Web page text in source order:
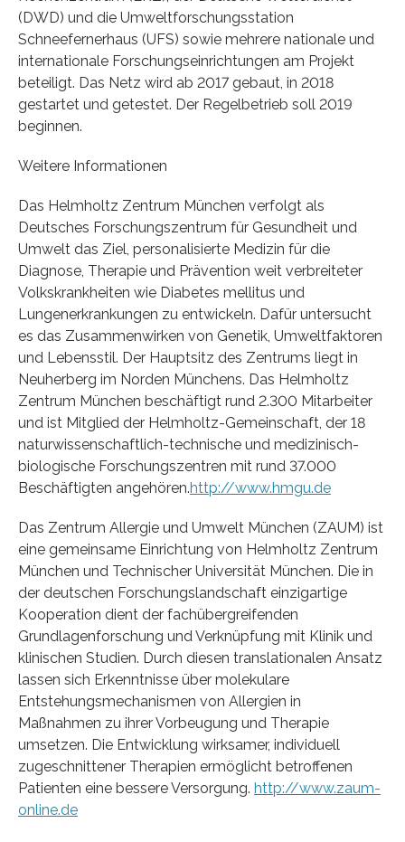
(DWD) und die Umweltforschungsstation
Schneefernerhaus (UFS) sowie mehrere nationale und
internationale Forschungseinrichtungen am Projekt
beteiligt. Das Netz wird ab 2017 gebaut, in 2018
gestartet und getestet. Der Regelbetrieb soll 2019
beginnen.
Weitere Informationen
Das Helmholtz Zentrum München verfolgt als
Deutsches Forschungszentrum für Gesundheit und
Umwelt das Ziel, personalisierte Medizin für die
Diagnose, Therapie und Prävention weit verbreiteter
Volkskrankheiten wie Diabetes mellitus und
Lungenerkrankungen zu entwickeln. Dafür untersucht
es das Zusammenwirken von Genetik, Umweltfaktoren
und Lebensstil. Der Hauptsitz des Zentrums liegt in
Neuherberg im Norden Münchens. Das Helmholtz
Zentrum München beschäftigt rund 2.300 Mitarbeiter
und ist Mitglied der Helmholtz-Gemeinschaft, der 18
naturwissenschaftlich-technische und medizinisch-
biologische Forschungszentren mit rund 37.000
Beschäftigten angehören.http://www.hmgu.de
Das Zentrum Allergie und Umwelt München (ZAUM) ist
eine gemeinsame Einrichtung von Helmholtz Zentrum
München und Technischer Universität München. Die in
der deutschen Forschungslandschaft einzigartige
Kooperation dient der fachübergreifenden
Grundlagenforschung und Verknüpfung mit Klinik und
klinischen Studien. Durch diesen translationalen Ansatz
lassen sich Erkenntnisse über molekulare
Entstehungsmechanismen von Allergien in
Maßnahmen zu ihrer Vorbeugung und Therapie
umsetzen. Die Entwicklung wirksamer, individuell
zugeschnittener Therapien ermöglicht betroffenen
Patienten eine bessere Versorgung. http://www.zaum-
online.de